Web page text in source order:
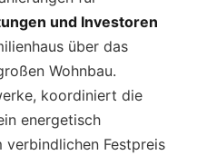
und Investoren
über das
Wohnbau.
koordiniert die
energetisch
Festpreis